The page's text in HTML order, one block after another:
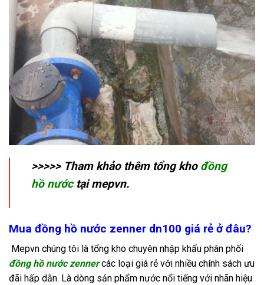
>>>>> Tham khảo thêm tổng kho đồng
hồ nướctại mepvn.
Mua đồng hồ nước zenner dn100 giá rẻ ở đâu?
Mepvn chúng tôi là tổng kho chuyên nhập khẩu phân phối
đồng hồ nước zennercác loại giá rẻ với nhiều chính sách ưu
đãi hấp dẫn. Là dòng sản phẩm nước nổi tiếng với nhãn hiệu